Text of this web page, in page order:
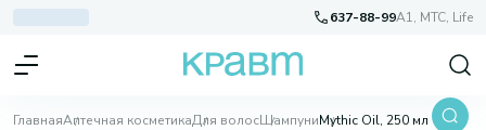
637-88-99A1, МТС, Life
ГлавнаяАптечная косметикаДля волосШампуниMythic Oil, 250 мл